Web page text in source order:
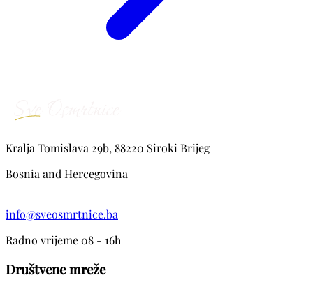
Kralja Tomislava 29b, 88220 Siroki Brijeg
Bosnia and Hercegovina
info@sveosmrtnice.ba
Radno vrijeme 08 - 16h
Društvene mreže